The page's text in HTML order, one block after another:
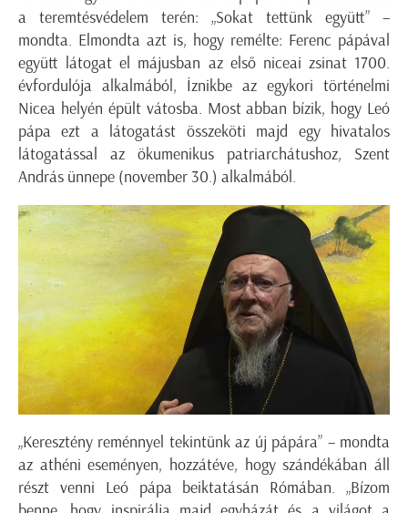
a teremtésvédelem terén: „Sokat tettünk együtt” –
mondta. Elmondta azt is, hogy remélte: Ferenc pápával
együtt látogat el májusban az első niceai zsinat 1700.
évfordulója alkalmából, İznikbe az egykori történelmi
Nicea helyén épült vátosba. Most abban bízik, hogy Leó
pápa ezt a látogatást összeköti majd egy hivatalos
látogatással az ökumenikus patriarchátushoz, Szent
András ünnepe (november 30.) alkalmából.
„Keresztény reménnyel tekintünk az új pápára” – mondta
az athéni eseményen, hozzátéve, hogy szándékában áll
részt venni Leó pápa beiktatásán Rómában. „Bízom